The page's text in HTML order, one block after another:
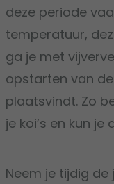
deze periode
temperatuur,
ga je met
opstarten van
plaatsvindt. Zo
je koi’s en kun
Neem je tijdig